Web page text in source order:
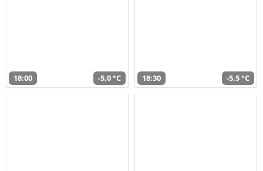
18:00 -5,0 °C 18:30 -5,5 °C